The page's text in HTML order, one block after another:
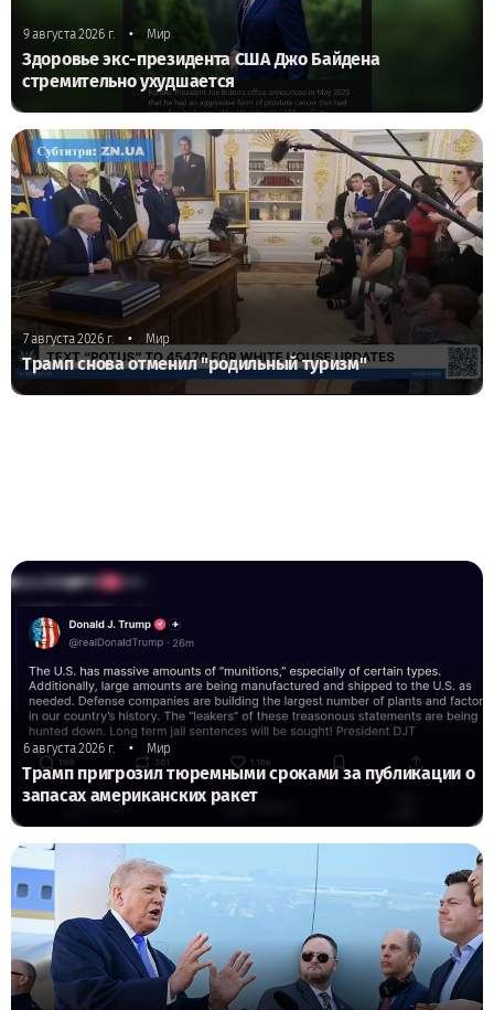
9 августа 2026 г. • Мир
Здоровье экс-президента США Джо Байдена
стремительно ухудшается
7 августа 2026 г. • Мир
Трамп снова отменил "родильный туризм"
6 августа 2026 г. • Мир
Трамп пригрозил тюремными сроками за публикации о
запасах американских ракет